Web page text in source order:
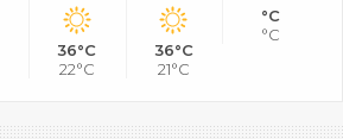
36°C
22°C
36°C
21°C
°C
°C